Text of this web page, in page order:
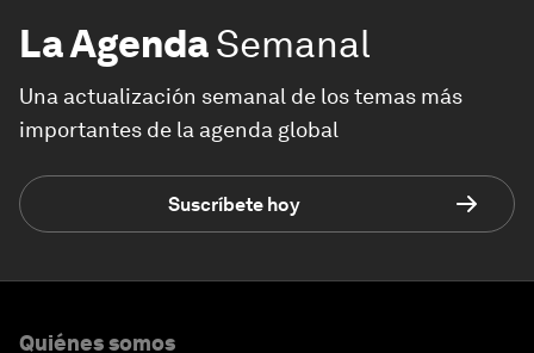
La AgendaSemanal
Una actualización semanal de los temas más
importantes de la agenda global
Suscríbete hoy
Quiénes somos